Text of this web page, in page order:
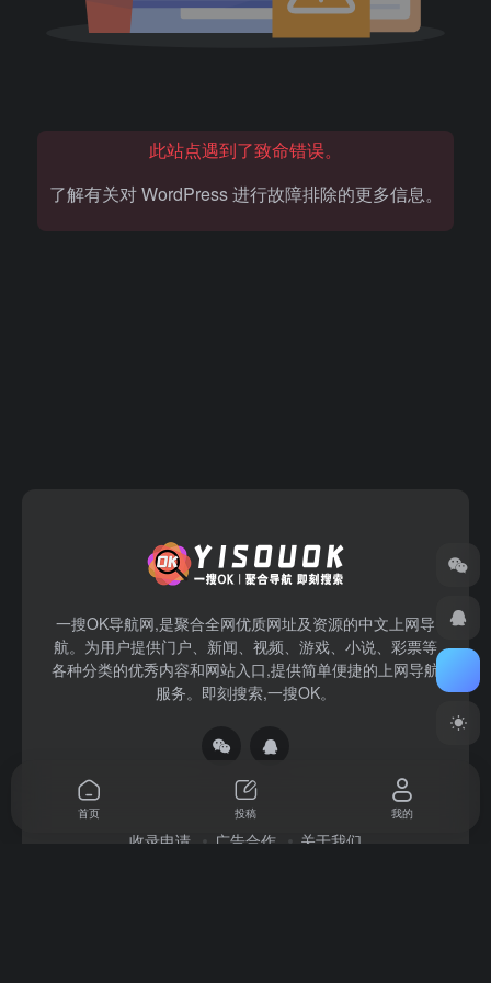
此站点遇到了致命错误。
了解有关对 WordPress 进行故障排除的更多信息。
一搜OK导航网,是聚合全网优质网址及资源的中文上网导
航。为用户提供门户、新闻、视频、游戏、小说、彩票等
各种分类的优秀内容和网站入口,提供简单便捷的上网导航
服务。即刻搜索,一搜OK。
收录申请 广告合作 关于我们
首页 投稿 我的